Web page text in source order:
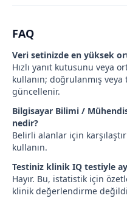
FAQ
Veri setinizde en yüksek
Hızlı yanıt kutusunu veya
kullanın; doğrulanmış
güncellenir.
Bilgisayar Bilimi /
nedir?
Belirli alanlar için
kullanın.
Testiniz klinik IQ testiyle
Hayır. Bu, istatistik için
klinik değerlendirme